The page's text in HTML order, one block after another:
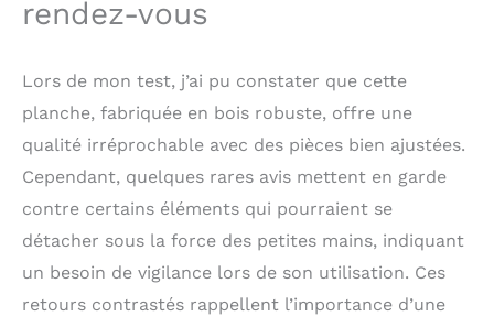
mais également exercer
d'apprentissage des
enfants 【Meilleur
busy board est plein de
défis amusants pour
éloigner les enfants des
la forme mignonne est
très populaire auprès
rendez-vous
Lors de mon test, j’ai pu constater que cette
planche, fabriquée en bois robuste, offre une
qualité irréprochable avec des pièces bien ajustées.
Cependant, quelques rares avis mettent en garde
contre certains éléments qui pourraient se
détacher sous la force des petites mains, indiquant
un besoin de vigilance lors de son utilisation. Ces
retours contrastés rappellent l’importance d’une